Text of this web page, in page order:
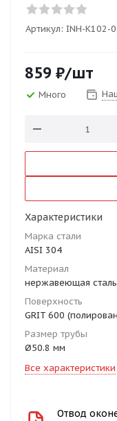
Артикул: INH-K102-
859 ₽/шт
Много
Характеристики
Марка стали
AISI 304
Материал
нержавеющая сталь
Поверхность
GRIT 600
Размер трубы
Ø50.8 мм
Все характеристики
Отвод